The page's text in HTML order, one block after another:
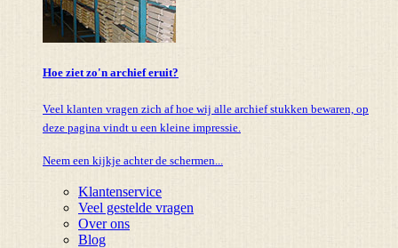
Hoe ziet zo'n archief eruit?
Veel klanten vragen zich af hoe wij alle archief stukken bewaren, op
deze pagina vindt u een kleine impressie.
Neem een kijkje achter de schermen...
Klantenservice
Veel gestelde vragen
Over ons
Blog